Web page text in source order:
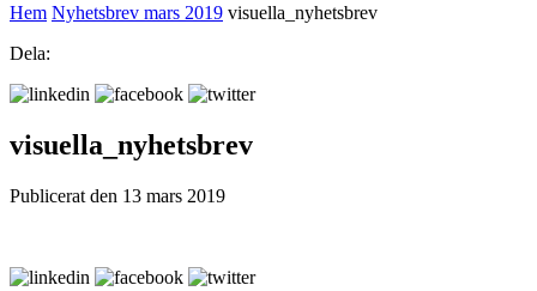
Hem Nyhetsbrev mars 2019 visuella_nyhetsbrev
Dela:
visuella_nyhetsbrev
Publicerat den 13 mars 2019